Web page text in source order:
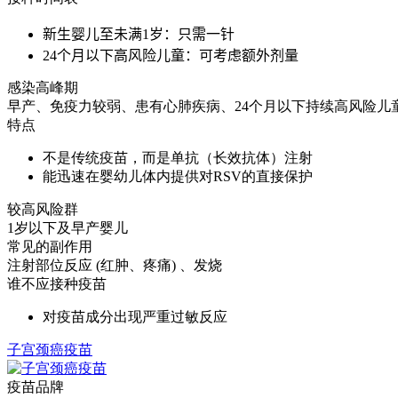
新生婴儿至未满1岁：只需一针
24个月以下高风险儿童：可考虑额外剂量
感染高峰期
早产、免疫力较弱、患有心肺疾病、24个月以下持续高风险儿
特点
不是传统疫苗，而是单抗（长效抗体）注射
能迅速在婴幼儿体内提供对RSV的直接保护
较高风险群
1岁以下及早产婴儿
常见的副作用
注射部位反应 (红肿、疼痛) 、发烧
谁不应接种疫苗
对疫苗成分出现严重过敏反应
子宫颈癌疫苗
疫苗品牌